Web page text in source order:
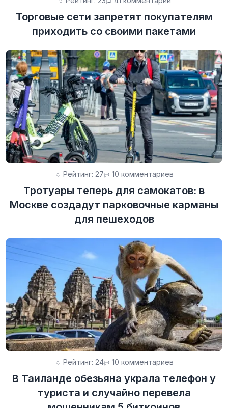
Торговые сети запретят покупателям
приходить со своими пакетами
Рейтинг: 27 10 комментариев
Тротуары теперь для самокатов: в
Москве создадут парковочные карманы
для пешеходов
Рейтинг: 24 10 комментариев
В Таиланде обезьяна украла телефон у
туриста и случайно перевела